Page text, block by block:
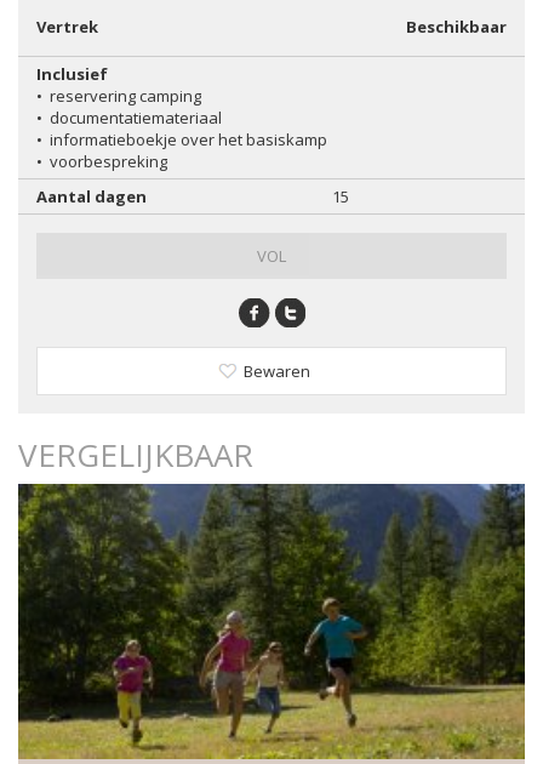
Vertrek Beschikbaar
Inclusief
• reservering camping
• documentatiemateriaal
• informatieboekje over het basiskamp
• voorbespreking
Aantal dagen
15
VOL
Bewaren
VERGELIJKBAAR